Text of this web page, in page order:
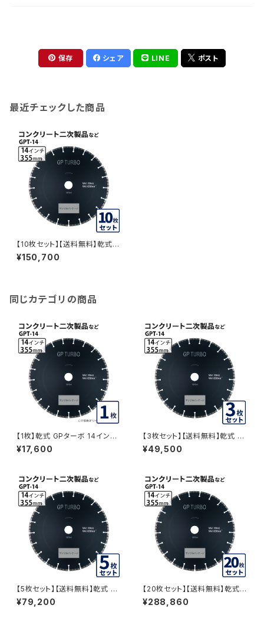
保存 シェア LINE ポスト
最近チェックした商品
【10枚セット】【送料無料】乾式 G
Pターボ 14インチ コンクリート
二次製品など gpt-14 GPT-14
¥150,700
同じカテゴリの商品
【1枚】乾式 GPターボ 14インチ
コンクリート二次製品などの切
断 ヒューム管、U字溝 ダイヤモ
¥17,600
【3枚セット】【送料無料】乾式 G
Pターボ 14インチ コンクリート
二次製品など gpt-14 GPT-14
¥49,500
【5枚セット】【送料無料】乾式 G
Pターボ 14インチ コンクリート
二次製品など gpt-14 GPT-14
¥79,200
【20枚セット】【送料無料】乾式
GPターボ 14インチ コンクリー
ト二次製品など gpt-14 GPT-1
¥288,860